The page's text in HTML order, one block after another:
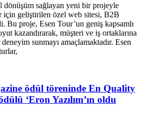
dönüşüm sağlayan yeni bir projeyle
için geliştirilen özel web sitesi, B2B
Bu proje, Esen Tour’un geniş kapsamlı
kazandırarak, müşteri ve iş ortaklarına
sunmayı amaçlamaktadır. Esen
ödül töreninde En Quality
‘Eron Yazılım’ın oldu